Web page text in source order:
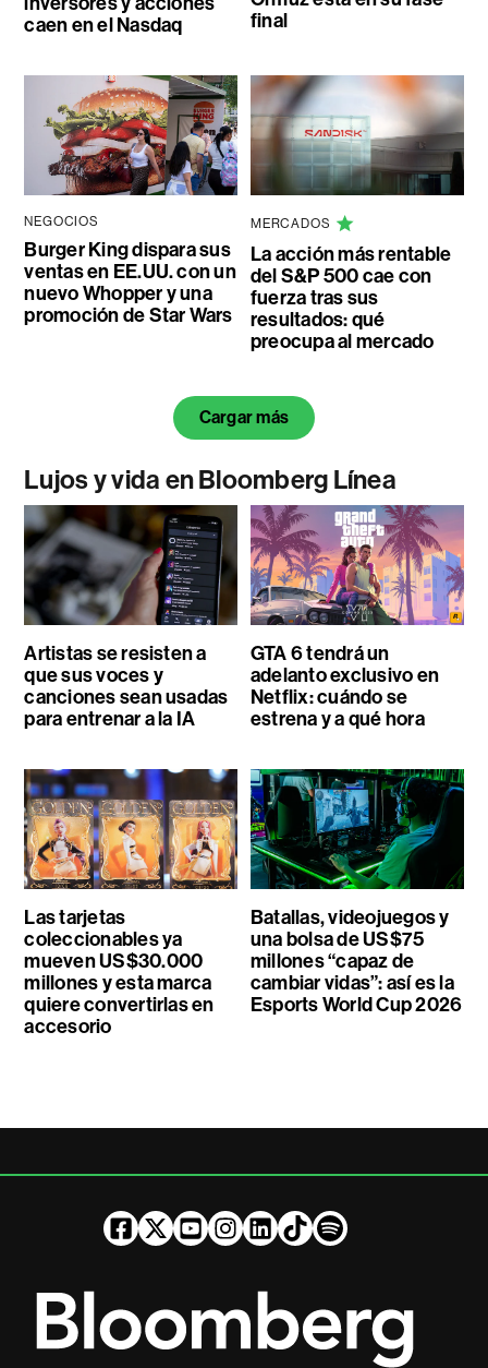
caen en el Nasdaq
final
NEGOCIOS
Burger King dispara sus
ventas en EE.UU. con un
nuevo Whopper y una
promoción de Star Wars
MERCADOS
La acción más rentable
del S&P 500 cae con
fuerza tras sus
resultados: qué
preocupa al mercado
Cargar más
Lujos y vida en Bloomberg Línea
Artistas se resisten a
que sus voces y
canciones sean usadas
para entrenar a la IA
GTA 6 tendrá un
adelanto exclusivo en
Netflix: cuándo se
estrena y a qué hora
Las tarjetas
coleccionables ya
mueven US$30.000
millones y esta marca
quiere convertirlas en
accesorio
Batallas, videojuegos y
una bolsa de US$75
millones “capaz de
cambiar vidas”: así es la
Esports World Cup 2026